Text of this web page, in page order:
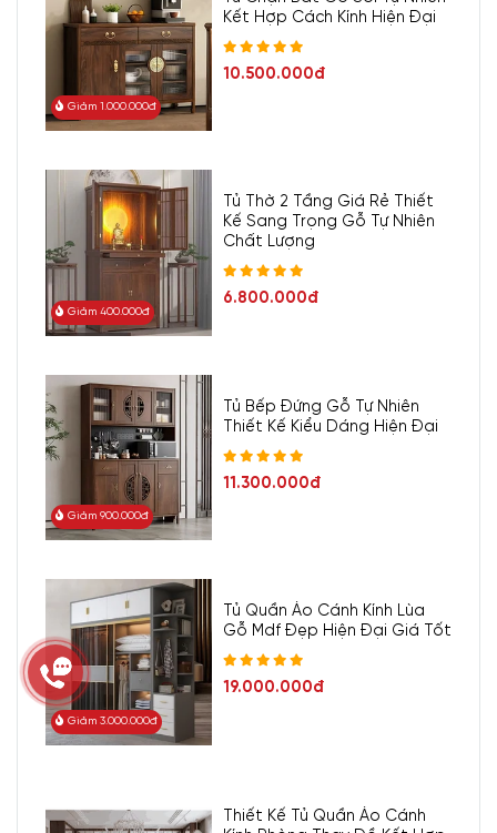
Giảm 1.000.000đ
Kết Hợp Cách Kính Hiện Đại
10.500.000đ
Giảm 400.000đ
Tủ Thờ 2 Tầng Giá Rẻ Thiết
Kế Sang Trọng Gỗ Tự Nhiên
Chất Lượng
6.800.000đ
Giảm 900.000đ
Tủ Bếp Đứng Gỗ Tự Nhiên
Thiết Kế Kiểu Dáng Hiện Đại
11.300.000đ
Giảm 3.000.000đ
Tủ Quần Áo Cánh Kính Lùa
Gỗ Mdf Đẹp Hiện Đại Giá Tốt
19.000.000đ
Thiết Kế Tủ Quần Áo Cánh